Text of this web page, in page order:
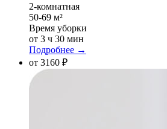
2-комнатная
50-69 м²
Время уборки
от 3 ч 30 мин
Подробнее →
от 3160 ₽